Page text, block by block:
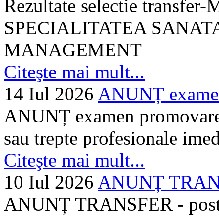
Rezultate selectie
SPECIALITATEA
MANAGEMENT
Citeşte mai mult...
14 Iul 2026 ANUNȚ
ANUNȚ examen
sau trepte profesionale
Citeşte mai mult...
10 Iul 2026 ANUNȚ
ANUNȚ TRANSFER -